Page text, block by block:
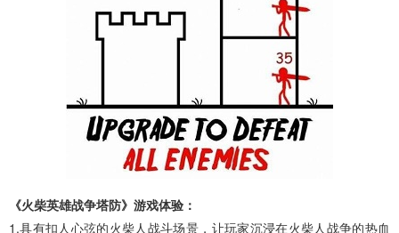
《火柴英雄战争塔防》游戏体验：
1.具有扣人心弦的火柴人战斗场景，让玩家沉浸在火柴人战争的热血